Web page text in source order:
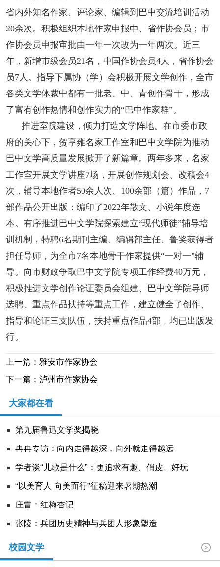
省内外知名作家、评论家、编辑到巴中交流培训活动
20余次。积极组织本地作家申报中、省作协会员；市
作协会员申报审批由一年一次改为一年两次。近三
年，新增市级会员21名，中国作协会员4人，省作协会
员7人。指导下属协（学）会积极开展文学创作，全市
各类文学体裁中都有一批老、中、青创作骨干，形成
了富有创作热情和创作实力的“巴中作家群”。
推进室院建设，倾力打造文学阵地。在市委市政
府的关心下，贺享雍名家工作室和巴中文学院为推动
巴中文学高质量发展掀开了新篇章。两年多来，名家
工作室开展文学讲座7场，开展创作规划会、改稿会4
次，辅导本地作者50余人次、100余部（篇）作品，7
部作品公开出版；编印了2022年散文、小说年度选
本。有序推进巴中文学院探索建立“现代师徒”辅导培
训机制，特聘6名期刊主编、编辑部主任、鲁奖获得者
担任导师，为全市7名本地骨干作家提供“一对一”辅
导。向市财政争取巴中文学院专项工作经费40万元，
积极推进文学创作论证委员会组建、巴中文学院导师
选聘、重点作品扶持等重点工作，建立健全了创作、
指导和论证三支队伍，扶持重点作品4部，均已出版发
行。
上一篇：雅安市作家协会
下一篇：泸州市作家协会
大家都在看
第九届鲁迅文学奖揭晓
冉冉专访：向内走得越深，向外就走得越远
学者谈“儿歌是什么”：更追求有趣、俏皮、好玩
“以美育人 向美而行”征稿迎来暑期热潮
庄雷：红梅杏记
张陵：兵团历史精神与兵团人形象塑造
校园文学